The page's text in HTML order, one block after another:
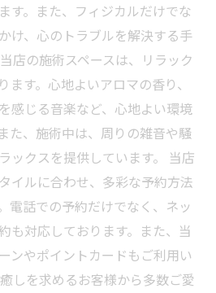
す。また、フィジカルだけでな
け、心のトラブルを解決する手
店の施術スペースは、リラック
ます。心地よいアロマの香り、
感じる音楽など、心地よい環境
た、施術中は、周りの雑音や騒
ックスを提供しています。 当店
イルに合わせ、多彩な予約方法
電話での予約だけでなく、ネッ
も対応しております。また、当
ンやポイントカードもご利用い
しを求めるお客様から多数ご愛